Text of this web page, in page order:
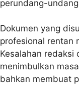
perundang-
Dokumen yang
profesional rentan
Kesalahan redaksi
menimbulkan
bahkan membuat